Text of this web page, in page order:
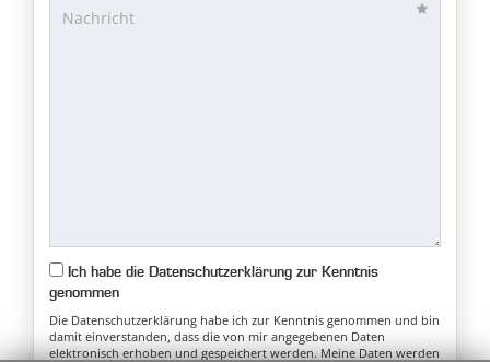
Ich habe die Datenschutzerklärung zur Kenntnis
genommen
Die Datenschutzerklärung habe ich zur Kenntnis genommen und bin
damit einverstanden, dass die von mir angegebenen Daten
elektronisch erhoben und gespeichert werden. Meine Daten werden